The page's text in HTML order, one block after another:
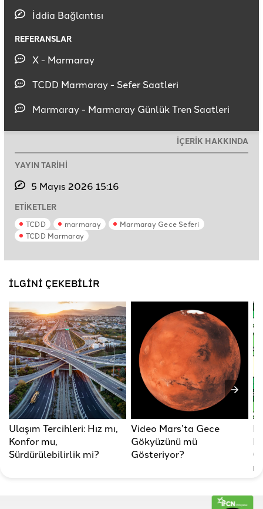
İddia Bağlantısı
REFERANSLAR
X - Marmaray
TCDD Marmaray - Sefer Saatleri
Marmaray - Marmaray Günlük Tren Saatleri
İÇERİK HAKKINDA
YAYIN TARİHİ
5 Mayıs 2026 15:16
ETİKETLER
TCDD marmaray
Marmaray Gece Seferi
TCDD Marmaray
İLGİNİ ÇEKEBİLİR
Ulaşım Tercihleri: Hız mı,
Konfor mu,
Sürdürülebilirlik mi?
Video Mars’ta Gece
Gökyüzünü mü
Gösteriyor?